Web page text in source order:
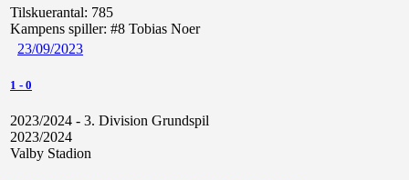
Tilskuerantal: 785
Kampens spiller: #8 Tobias Noer
23/09/2023
1 - 0
2023/2024 - 3. Division Grundspil
2023/2024
Valby Stadion